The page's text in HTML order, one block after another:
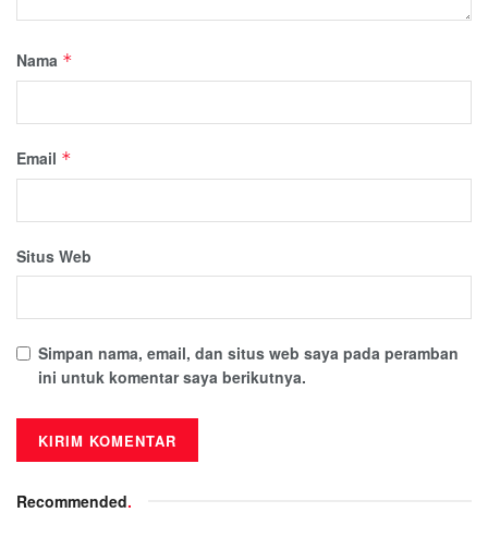
Nama *
Email *
Situs Web
Simpan nama, email, dan situs web saya pada peramban
ini untuk komentar saya berikutnya.
Recommended.